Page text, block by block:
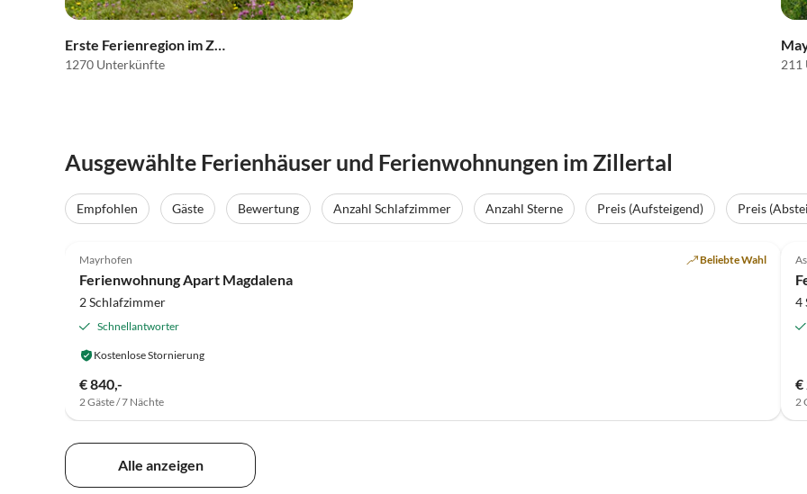
Erste Ferienregion im Zillertal
1270 Unterkünfte 211
Ausgewählte Ferienhäuser und Ferienwohnungen im Zillertal
Empfohlen Gäste Bewertung Anzahl Schlafzimmer Anzahl Sterne Preis (Aufsteigend) Preis
Mayrhofen Beliebte Wahl
Ferienwohnung Apart Magdalena
2 Schlafzimmer
Schnellantworter
Kostenlose Stornierung
€ 840,-
2 Gäste / 7 Nächte
4
€
2
Alle anzeigen